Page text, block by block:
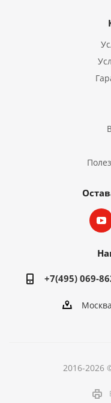
+7(495) 069-
2016-